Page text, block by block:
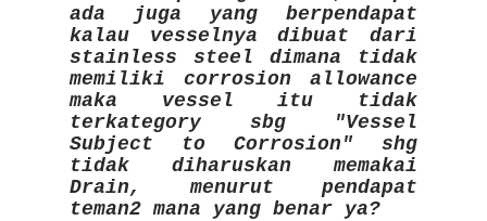
ada juga yang berpendapat
kalau vesselnya dibuat dari
stainless steel dimana tidak
memiliki corrosion allowance
maka vessel itu tidak
terkategory sbg "Vessel
Subject to Corrosion" shg
tidak diharuskan memakai
Drain, menurut pendapat
teman2 mana yang benar ya?